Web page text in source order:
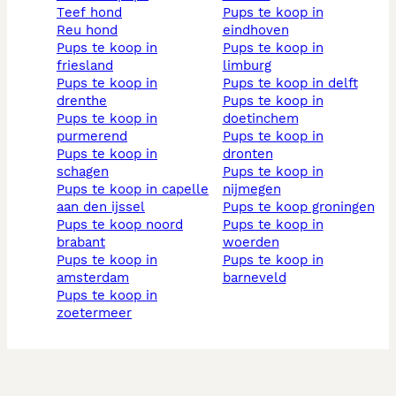
teef hond
reu hond
pups te koop in
friesland
pups te koop in
drenthe
pups te koop in
purmerend
pups te koop in
schagen
pups te koop in capelle
aan den ijssel
pups te koop noord
brabant
pups te koop in
amsterdam
pups te koop in
zoetermeer
pups te koop in
eindhoven
pups te koop in
limburg
pups te koop in delft
pups te koop in
doetinchem
pups te koop in
dronten
pups te koop in
nijmegen
pups te koop groningen
pups te koop in
woerden
pups te koop in
barneveld